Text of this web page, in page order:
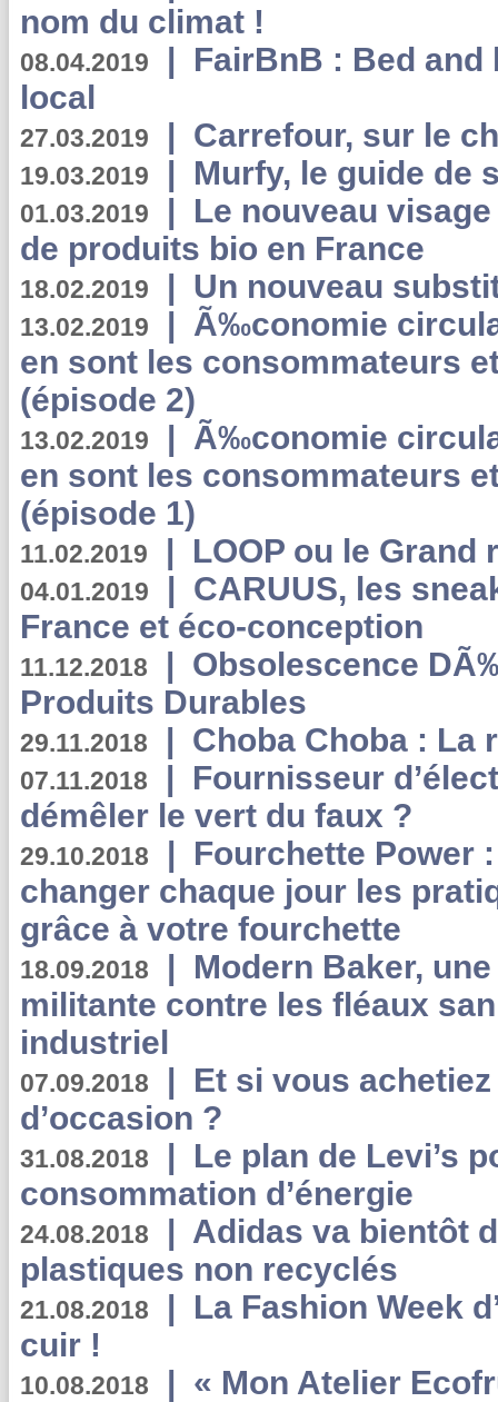
nom du climat !
08.04.2019 | FairBnB : Bed
local
27.03.2019 | Carrefour, sur le
19.03.2019 | Murfy, le guide de
01.03.2019 | Le nouveau
de produits bio en France
18.02.2019 | Un nouveau
13.02.2019 | Ã‰conomie
en sont les consommateurs
(épisode 2)
13.02.2019 | Ã‰conomie
en sont les consommateurs
(épisode 1)
11.02.2019 | LOOP ou le Grand
04.01.2019 | CARUUS, les
France et éco-conception
11.12.2018 | Obsolescence
Produits Durables
29.11.2018 | Choba Choba : La
07.11.2018 | Fournisseur
démêler le vert du faux ?
29.10.2018 | Fourchette Power
changer chaque jour les
grâce à votre fourchette
18.09.2018 | Modern Baker,
militante contre les fléaux
industriel
07.09.2018 | Et si vous
d’occasion ?
31.08.2018 | Le plan de Levi’s
consommation d’énergie
24.08.2018 | Adidas va bientôt
plastiques non recyclés
21.08.2018 | La Fashion Week
cuir !
10.08.2018 | « Mon Atelier